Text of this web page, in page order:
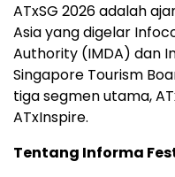
ATxSG 2026 adalah
Asia yang digelar
Authority (IMDA) dan
Singapore Tourism
tiga segmen utama,
ATxInspire.
Tentang Informa